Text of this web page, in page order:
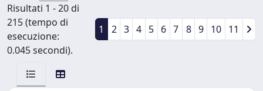
Risultati 1 - 20 di
215 (tempo di
esecuzione:
0.045 secondi).
1 2 3 4 5 6 7 8 9 10 11